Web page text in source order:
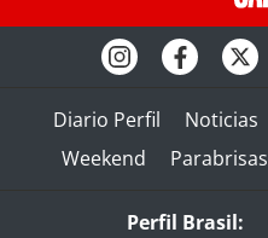
Diario Perfil Noticias
Weekend
Parabrisas
Perfil Brasil: